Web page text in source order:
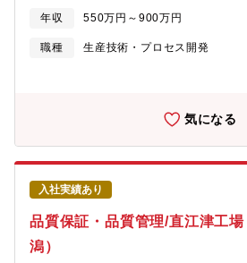
磁気抵抗効果素子)においては、世界初実
はなく、様々要素技術を横断的に統合し
の開発を行うことを強みとしています。
プクラスの競争力を維持しています。磁
機器・自動車・エネルギー分野を支える
以上の国・地域、約10万人規模の従業員
へと成長しています。同社の大きな魅力
電子部品技術にあります。特にセンサー
界シェアNo.1を誇ります。排ガス規制が
な機能を持ったセンサの需要が高まって
にあたるジルコニア素子*の新規品番を、
ます。*ジルコニアセラミック製で厚膜技
界中の自動車メーカーを相手に、技術力
り、責任とやりがいを感じられる職務で
に資する製品を製造する主力工場におい
とで、生産技術の第一線で活躍できます
センサ（ジルコニア素子）の量産立上げ
業務（1）設備改造および量産工程の立上
クト短縮・歩留改善等による生産性向上
向上に向けた工程標準化・管理手法の改
品の工程改善業務において、関連部門と
年収 550万円～900万円
職種
生産技術・プロセス開発
気になる
入社実績あり
品質保証・品質管理/直江津工
潟）